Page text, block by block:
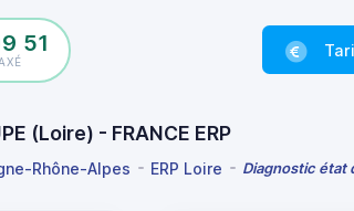
51
(Loire) - FRANCE ERP
Rhône-Alpes ERP Loire Diagnostic état